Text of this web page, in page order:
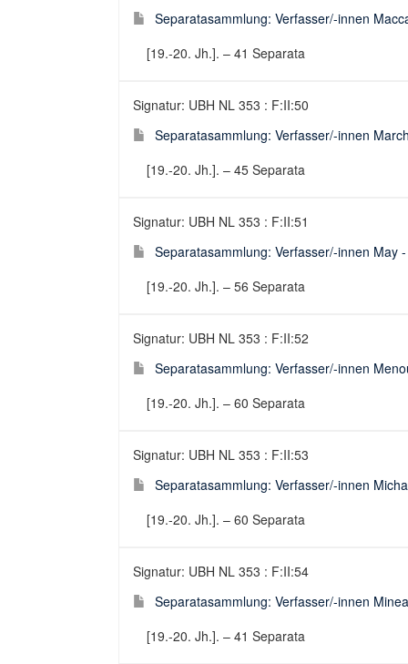
Separatasammlung: Verfasser/-innen
[19.-20. Jh.]. – 41 Separata
Signatur: UBH NL 353 : F:II:50
Separatasammlung: Verfasser/-innen
[19.-20. Jh.]. – 45 Separata
Signatur: UBH NL 353 : F:II:51
Separatasammlung: Verfasser/-innen May
[19.-20. Jh.]. – 56 Separata
Signatur: UBH NL 353 : F:II:52
Separatasammlung: Verfasser/-innen
[19.-20. Jh.]. – 60 Separata
Signatur: UBH NL 353 : F:II:53
Separatasammlung: Verfasser/-innen
[19.-20. Jh.]. – 60 Separata
Signatur: UBH NL 353 : F:II:54
Separatasammlung: Verfasser/-innen
[19.-20. Jh.]. – 41 Separata